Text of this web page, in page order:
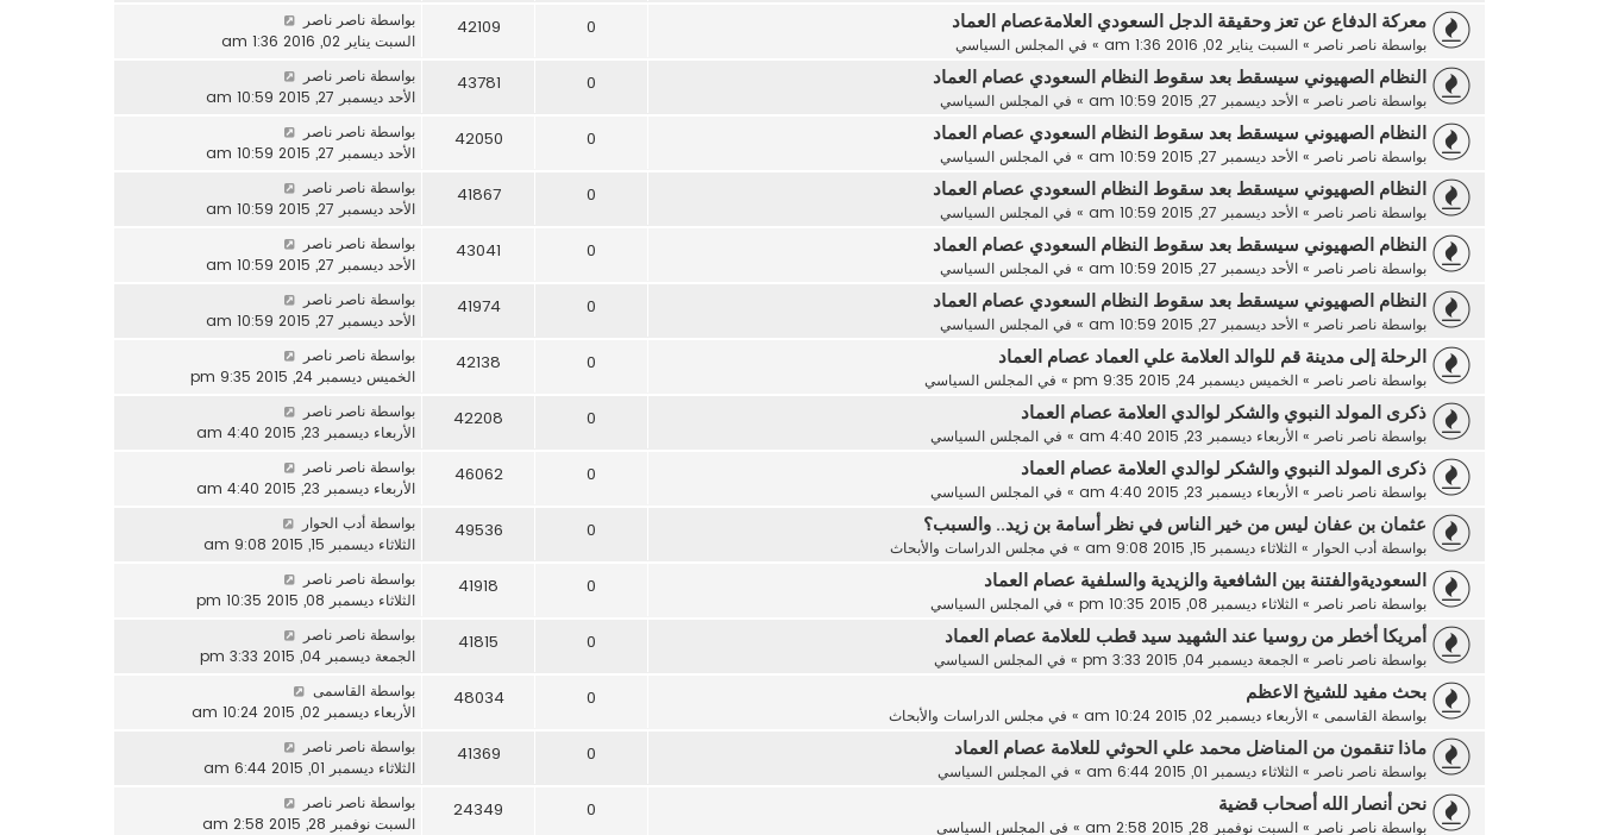
معركة الدفاع عن تعز وحقيقة الدجل السعودي العلامةعصام العماد
بواسطة ناصر ناصر » السبت يناير 02, 2016 1:36 am » في المجلس السياسي
0
42109 بواسطة ناصر ناصر
السبت يناير 02, 2016 1:36 am
النظام الصهيوني سيسقط بعد سقوط النظام السعودي عصام العماد
بواسطة ناصر ناصر » الأحد ديسمبر 27, 2015 10:59 am » في المجلس السياسي
0
43781 بواسطة ناصر ناصر
الأحد ديسمبر 27, 2015 10:59 am
النظام الصهيوني سيسقط بعد سقوط النظام السعودي عصام العماد
بواسطة ناصر ناصر » الأحد ديسمبر 27, 2015 10:59 am » في المجلس السياسي
0
42050 بواسطة ناصر ناصر
الأحد ديسمبر 27, 2015 10:59 am
النظام الصهيوني سيسقط بعد سقوط النظام السعودي عصام العماد
بواسطة ناصر ناصر » الأحد ديسمبر 27, 2015 10:59 am » في المجلس السياسي
0
41867 بواسطة ناصر ناصر
الأحد ديسمبر 27, 2015 10:59 am
النظام الصهيوني سيسقط بعد سقوط النظام السعودي عصام العماد
بواسطة ناصر ناصر » الأحد ديسمبر 27, 2015 10:59 am » في المجلس السياسي
0
43041 بواسطة ناصر ناصر
الأحد ديسمبر 27, 2015 10:59 am
النظام الصهيوني سيسقط بعد سقوط النظام السعودي عصام العماد
بواسطة ناصر ناصر » الأحد ديسمبر 27, 2015 10:59 am » في المجلس السياسي
0
41974 بواسطة ناصر ناصر
الأحد ديسمبر 27, 2015 10:59 am
الرحلة إلى مدينة قم للوالد العلامة علي العماد عصام العماد
بواسطة ناصر ناصر » الخميس ديسمبر 24, 2015 9:35 pm » في المجلس السياسي
0
42138 بواسطة ناصر ناصر
الخميس ديسمبر 24, 2015 9:35 pm
ذكرى المولد النبوي والشكر لوالدي العلامة عصام العماد
بواسطة ناصر ناصر » الأربعاء ديسمبر 23, 2015 4:40 am » في المجلس السياسي
0
42208 بواسطة ناصر ناصر
الأربعاء ديسمبر 23, 2015 4:40 am
ذكرى المولد النبوي والشكر لوالدي العلامة عصام العماد
بواسطة ناصر ناصر » الأربعاء ديسمبر 23, 2015 4:40 am » في المجلس السياسي
0
46062 بواسطة ناصر ناصر
الأربعاء ديسمبر 23, 2015 4:40 am
عثمان بن عفان ليس من خير الناس في نظر أسامة بن زيد.. والسبب؟
بواسطة أدب الحوار » الثلاثاء ديسمبر 15, 2015 9:08 am » في مجلس الدراسات والأبحاث
0
49536 بواسطة أدب الحوار
الثلاثاء ديسمبر 15, 2015 9:08 am
السعوديةوالفتنة بين الشافعية والزيدية والسلفية عصام العماد
بواسطة ناصر ناصر » الثلاثاء ديسمبر 08, 2015 10:35 pm » في المجلس السياسي
0
41918 بواسطة ناصر ناصر
الثلاثاء ديسمبر 08, 2015 10:35 pm
أمريكا أخطر من روسيا عند الشهيد سيد قطب للعلامة عصام العماد
بواسطة ناصر ناصر » الجمعة ديسمبر 04, 2015 3:33 pm » في المجلس السياسي
0
41815 بواسطة ناصر ناصر
الجمعة ديسمبر 04, 2015 3:33 pm
بحث مفيد للشيخ الاعظم
بواسطة القاسمى » الأربعاء ديسمبر 02, 2015 10:24 am » في مجلس الدراسات والأبحاث
0
48034 بواسطة القاسمى
الأربعاء ديسمبر 02, 2015 10:24 am
ماذا تنقمون من المناضل محمد علي الحوثي للعلامة عصام العماد
بواسطة ناصر ناصر » الثلاثاء ديسمبر 01, 2015 6:44 am » في المجلس السياسي
0
41369 بواسطة ناصر ناصر
الثلاثاء ديسمبر 01, 2015 6:44 am
نحن أنصار الله أصحاب قضية
بواسطة ناصر ناصر » السبت نوفمبر 28, 2015 2:58 am » في المجلس السياسي
0
24349 بواسطة ناصر ناصر
السبت نوفمبر 28, 2015 2:58 am